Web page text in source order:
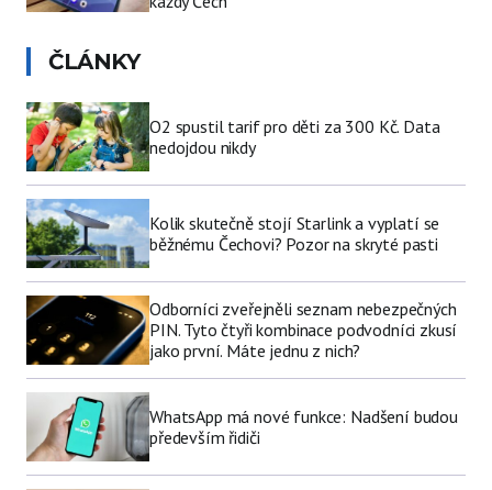
ČLÁNKY
O2 spustil tarif pro děti za 300 Kč. Data
nedojdou nikdy
Kolik skutečně stojí Starlink a vyplatí se
běžnému Čechovi? Pozor na skryté pasti
Odborníci zveřejněli seznam nebezpečných
PIN. Tyto čtyři kombinace podvodníci zkusí
jako první. Máte jednu z nich?
WhatsApp má nové funkce: Nadšení budou
především řidiči